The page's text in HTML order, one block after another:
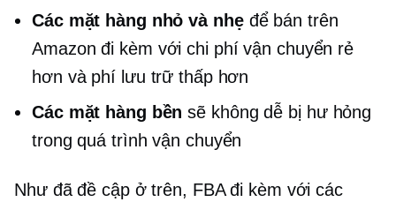
Các mặt hàng nhỏ và nhẹđể bán trên
Amazon đi kèm với chi phí vận chuyển rẻ
hơn và phí lưu trữ thấp hơn
Các mặt hàng bền sẽ không dễ bị hư hỏng
trong quá trình vận chuyển
Như đã đề cập ở trên, FBA đi kèm với các